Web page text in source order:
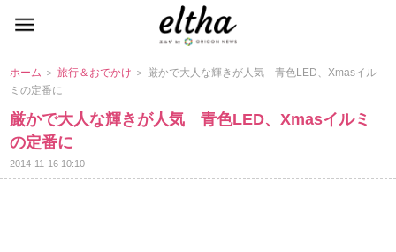
ホーム ＞旅行＆おでかけ ＞ 厳かで大人な輝きが人気 青色LED、Xmasイル
ミの定番に
厳かで大人な輝きが人気 青色LED、Xmasイルミ
の定番に
2014-11-16 10:10